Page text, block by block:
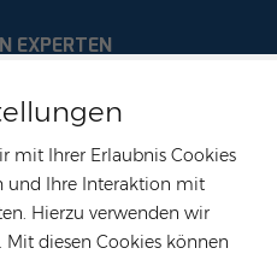
mit Ihrer Erlaubnis Cookies
und Ihre Interaktion mit
Hierzu verwenden wir
Mit diesen Cookies können
EXPERTEN
40, 52457